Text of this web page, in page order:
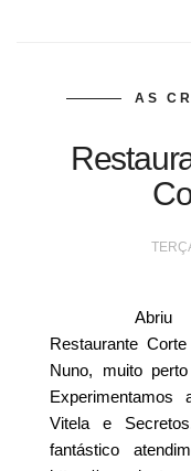
AS
Abriu
Restaurante
Nuno, muito
Experimentamos
Vitela e
fantástico